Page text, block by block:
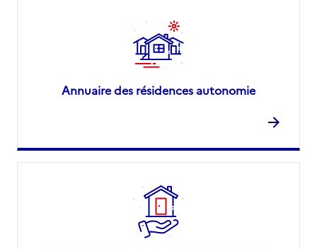
Annuaire des résidences autonomie